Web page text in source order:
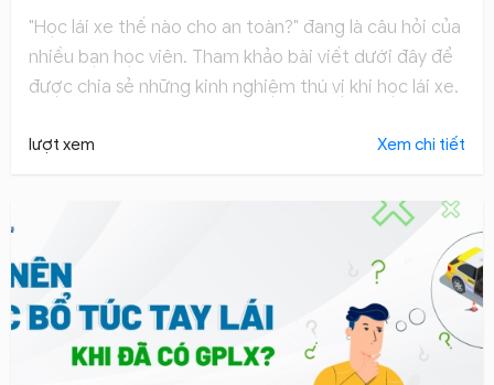
"Học lái xe thế nào cho an toàn?" đang là câu hỏi của
nhiều bạn học viên. Tham khảo bài viết dưới đây để
được chia sẻ những kinh nghiệm thú vị khi học lái xe.
lượt xem Xem chi tiết